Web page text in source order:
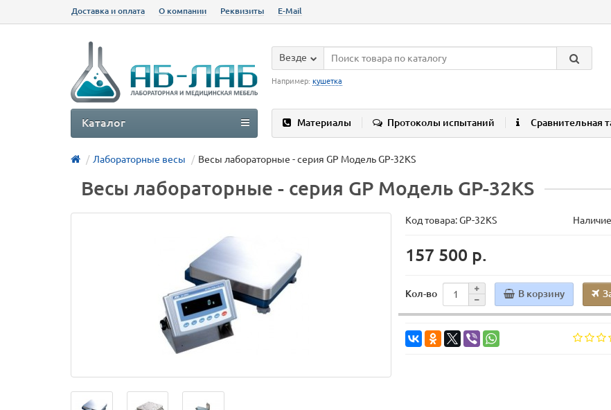
Доставка и оплата О компании Реквизиты E-Mail
Везде
Например: кушетка
Материалы Протоколы испытаний Сравнительная
Каталог
Лабораторные весы Весы лабораторные - серия GP Модель GP-32KS
Весы лабораторные - серия GP Модель GP-32KS
Код товара:GP-32KS
157 500 р.
Кол-во В корзину